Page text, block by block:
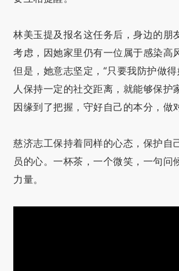
林美玉提及报名这任务后，身边的朋
考虑，因她家里仍有一位属于感染高
但是，她意志坚定，“只要我防护做
人保持一定的社交距离，就能够保护
因缘到了把握，守好自己的本分，做
慈济志工保持着同样的心态，保护自
员的心。一杯茶，一个微笑，一句问
力量。